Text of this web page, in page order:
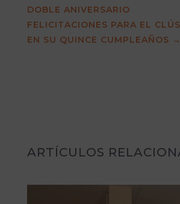
DOBLE ANIVERSARIO
FELICITACIONES PARA EL
EN SU QUINCE CUMPLEAÑOS →
ARTÍCULOS